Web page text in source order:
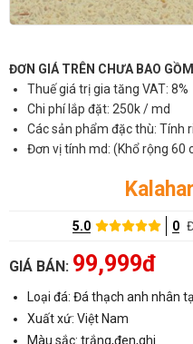
ĐƠN GIÁ TRÊN CHƯA BAO
Thuế giá trị gia tăng VAT: 8%
Chi phí lắp đặt: 250k / md
Các sản phẩm đặc thù: Tính
Đơn vị tính md: (Khổ rộng 60
5.0 0
GIÁ BÁN: 99,999đ
Loại đá: Đá thạch anh nhân
Xuất xứ: Việt Nam
Màu sắc: trắng,đen,ghi